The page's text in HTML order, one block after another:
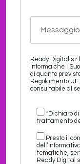
Ready Digital
informa che i
di quanto
Regolamento
consultabile al
*Dichiaro di
trattamento
Presto il
tematiche,
Ready Digital